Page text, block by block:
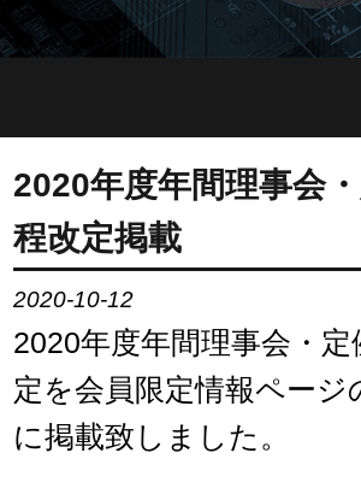
JMAについて
会員情報
イベント案内
ご入会案内
会員限定情報
2020年度年間理事会
程改定掲載
2020-10-12
2020年度年間理事会・定
定を会員限定情報ページ
に掲載致しました。